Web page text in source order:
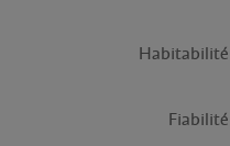
Habitabilité
Fiabilité